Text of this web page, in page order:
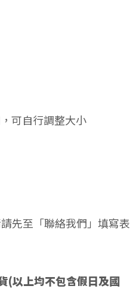
可自行調整大小
先至「聯絡我們」填寫表
(以上均不包含假日及國